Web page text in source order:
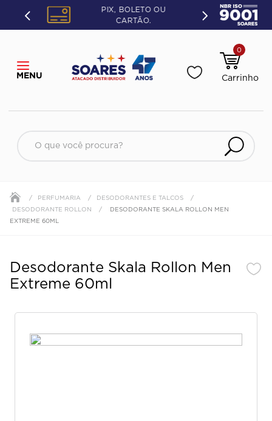
PIX, BOLETO OU
CARTÃO.
0
O que você procura?
PERFUMARIA
DESODORANTES E TALCOS
DESODORANTE ROLLON
DESODORANTE SKALA ROLLON MEN
EXTREME 60ML
Desodorante Skala Rollon Men
Extreme 60ml